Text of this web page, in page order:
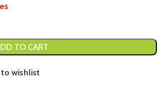
TO CART
to wishlist